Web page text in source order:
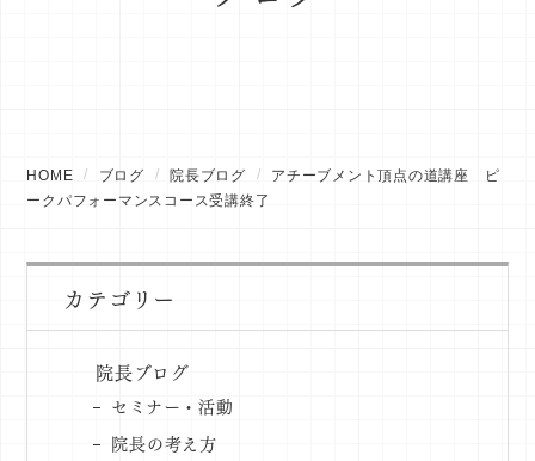
HOME ブログ 院長ブログ
アチーブメント頂点の道講座 ピ
ークパフォーマンスコース受講終了
カテゴリー
院長ブログ
セミナー・活動
院長の考え方